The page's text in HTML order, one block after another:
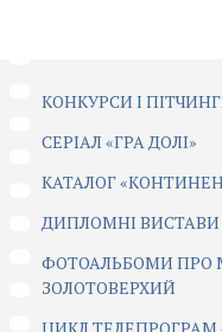
КОНКУРСИ І
CЕРІАЛ «ГРА ДОЛІ»
КАТАЛОГ
ДИПЛОМНІ ВИСТАВИ
ФОТОАЛЬБОМИ ПРО
ЗОЛОТОВЕРХИЙ
ЦИКЛ ТЕЛЕПРОГРАМ